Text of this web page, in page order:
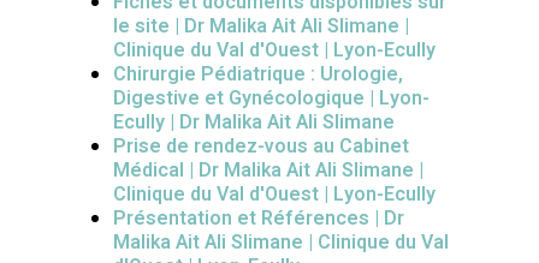
le site | Dr Malika Ait Ali Slimane |
Clinique du Val d'Ouest | Lyon-Ecully
Chirurgie Pédiatrique : Urologie,
Digestive et Gynécologique | Lyon-
Ecully | Dr Malika Ait Ali Slimane
Prise de rendez-vous au Cabinet
Médical | Dr Malika Ait Ali Slimane |
Clinique du Val d'Ouest | Lyon-Ecully
Présentation et Références | Dr
Malika Ait Ali Slimane | Clinique du Val